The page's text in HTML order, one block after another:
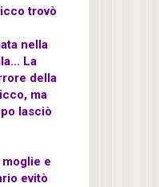
trovò
nella
La
della
ma
lasciò
e
evitò